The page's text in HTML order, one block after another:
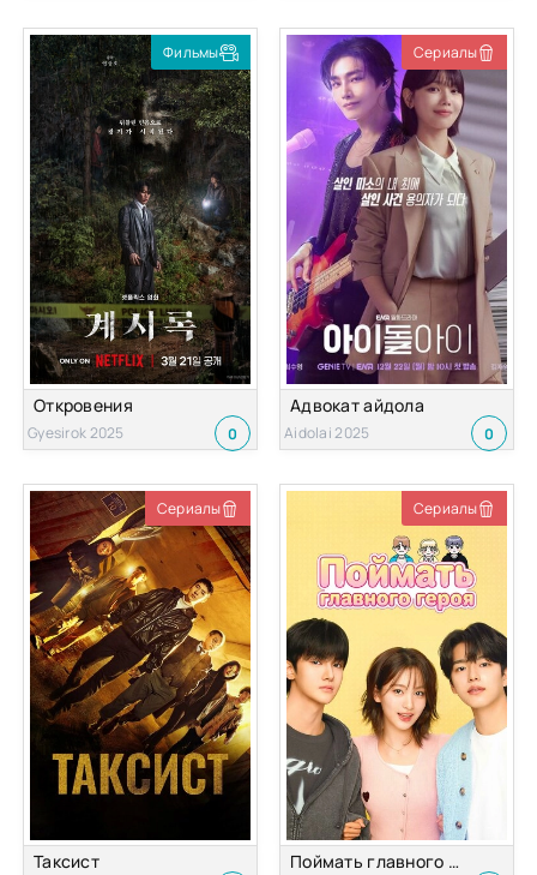
Фильмы
Откровения
Gyesirok 2025 0
Сериалы
Адвокат айдола
Aidolai 2025 0
Сериалы
Таксист
Сериалы
Поймать главного героя